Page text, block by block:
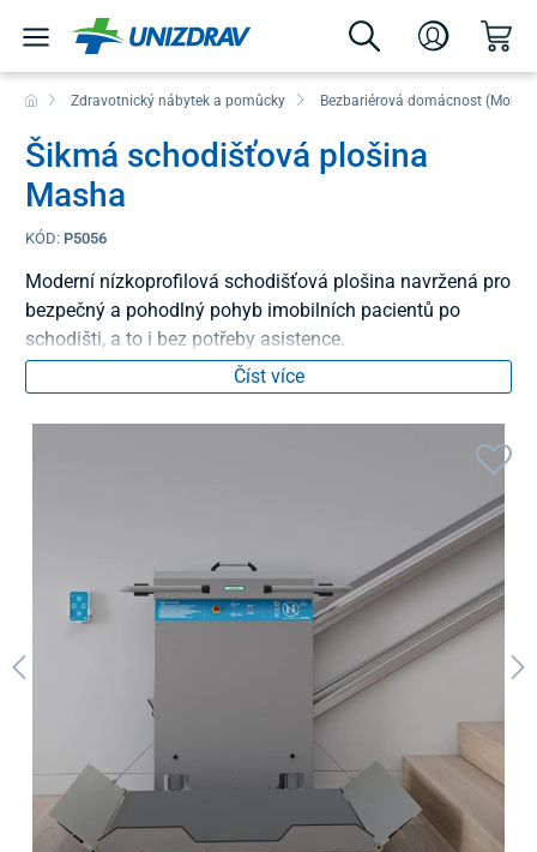
Zdravotnický nábytek a pomůcky Bezbariérová domácnost
Šikmá schodišťová plošina
Masha
KÓD: P5056
Moderní nízkoprofilová schodišťová plošina navržená pro
bezpečný a pohodlný pohyb imobilních pacientů po
schodišti, a to i bez potřeby asistence.
Číst více